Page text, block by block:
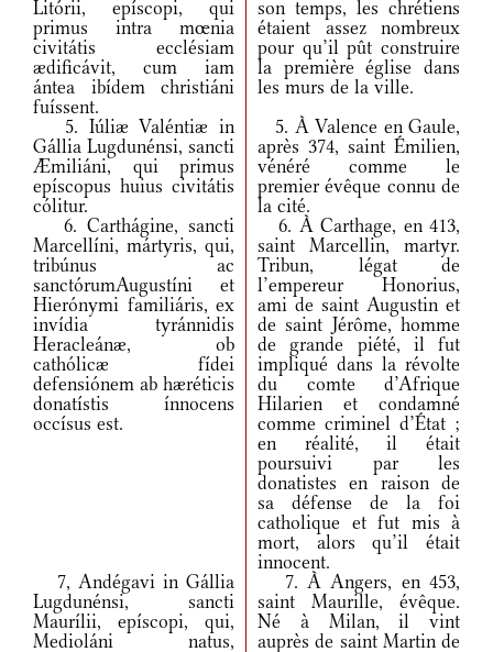
Litórii, epíscopi, qui
primus intra mœnia
civitátis ecclésiam
ædificávit, cum iam
ántea ibídem christiáni
fuíssent.
son temps, les chrétiens
étaient assez nombreux
pour qu’il pût construire
la première église dans
les murs de la ville.
5. Iúliæ Valéntiæ in
Gállia Lugdunénsi, sancti
Æmiliáni, qui primus
epíscopus huius civitátis
cólitur.
5. À Valence en Gaule,
après 374, saint Émilien,
vénéré comme le
premier évêque connu de
la cité.
6. Carthágine, sancti
Marcellíni, mártyris, qui,
tribúnus ac
sanctórumAugustíni et
Hierónymi familiáris, ex
invídia tyránnidis
Heracleánæ, ob
cathólicæ fídei
defensiónem ab hæréticis
donatístis ínnocens
occísus est.
6. À Carthage, en 413,
saint Marcellin, martyr.
Tribun, légat de
l’empereur Honorius,
ami de saint Augustin et
de saint Jérôme, homme
de grande piété, il fut
impliqué dans la révolte
du comte d’Afrique
Hilarien et condamné
comme criminel d’État ;
en réalité, il était
poursuivi par les
donatistes en raison de
sa défense de la foi
catholique et fut mis à
mort, alors qu’il était
innocent.
7, Andégavi in Gállia
Lugdunénsi, sancti
Maurílii, epíscopi, qui,
Medioláni natus,
7. À Angers, en 453,
saint Maurille, évêque.
Né à Milan, il vint
auprès de saint Martin de